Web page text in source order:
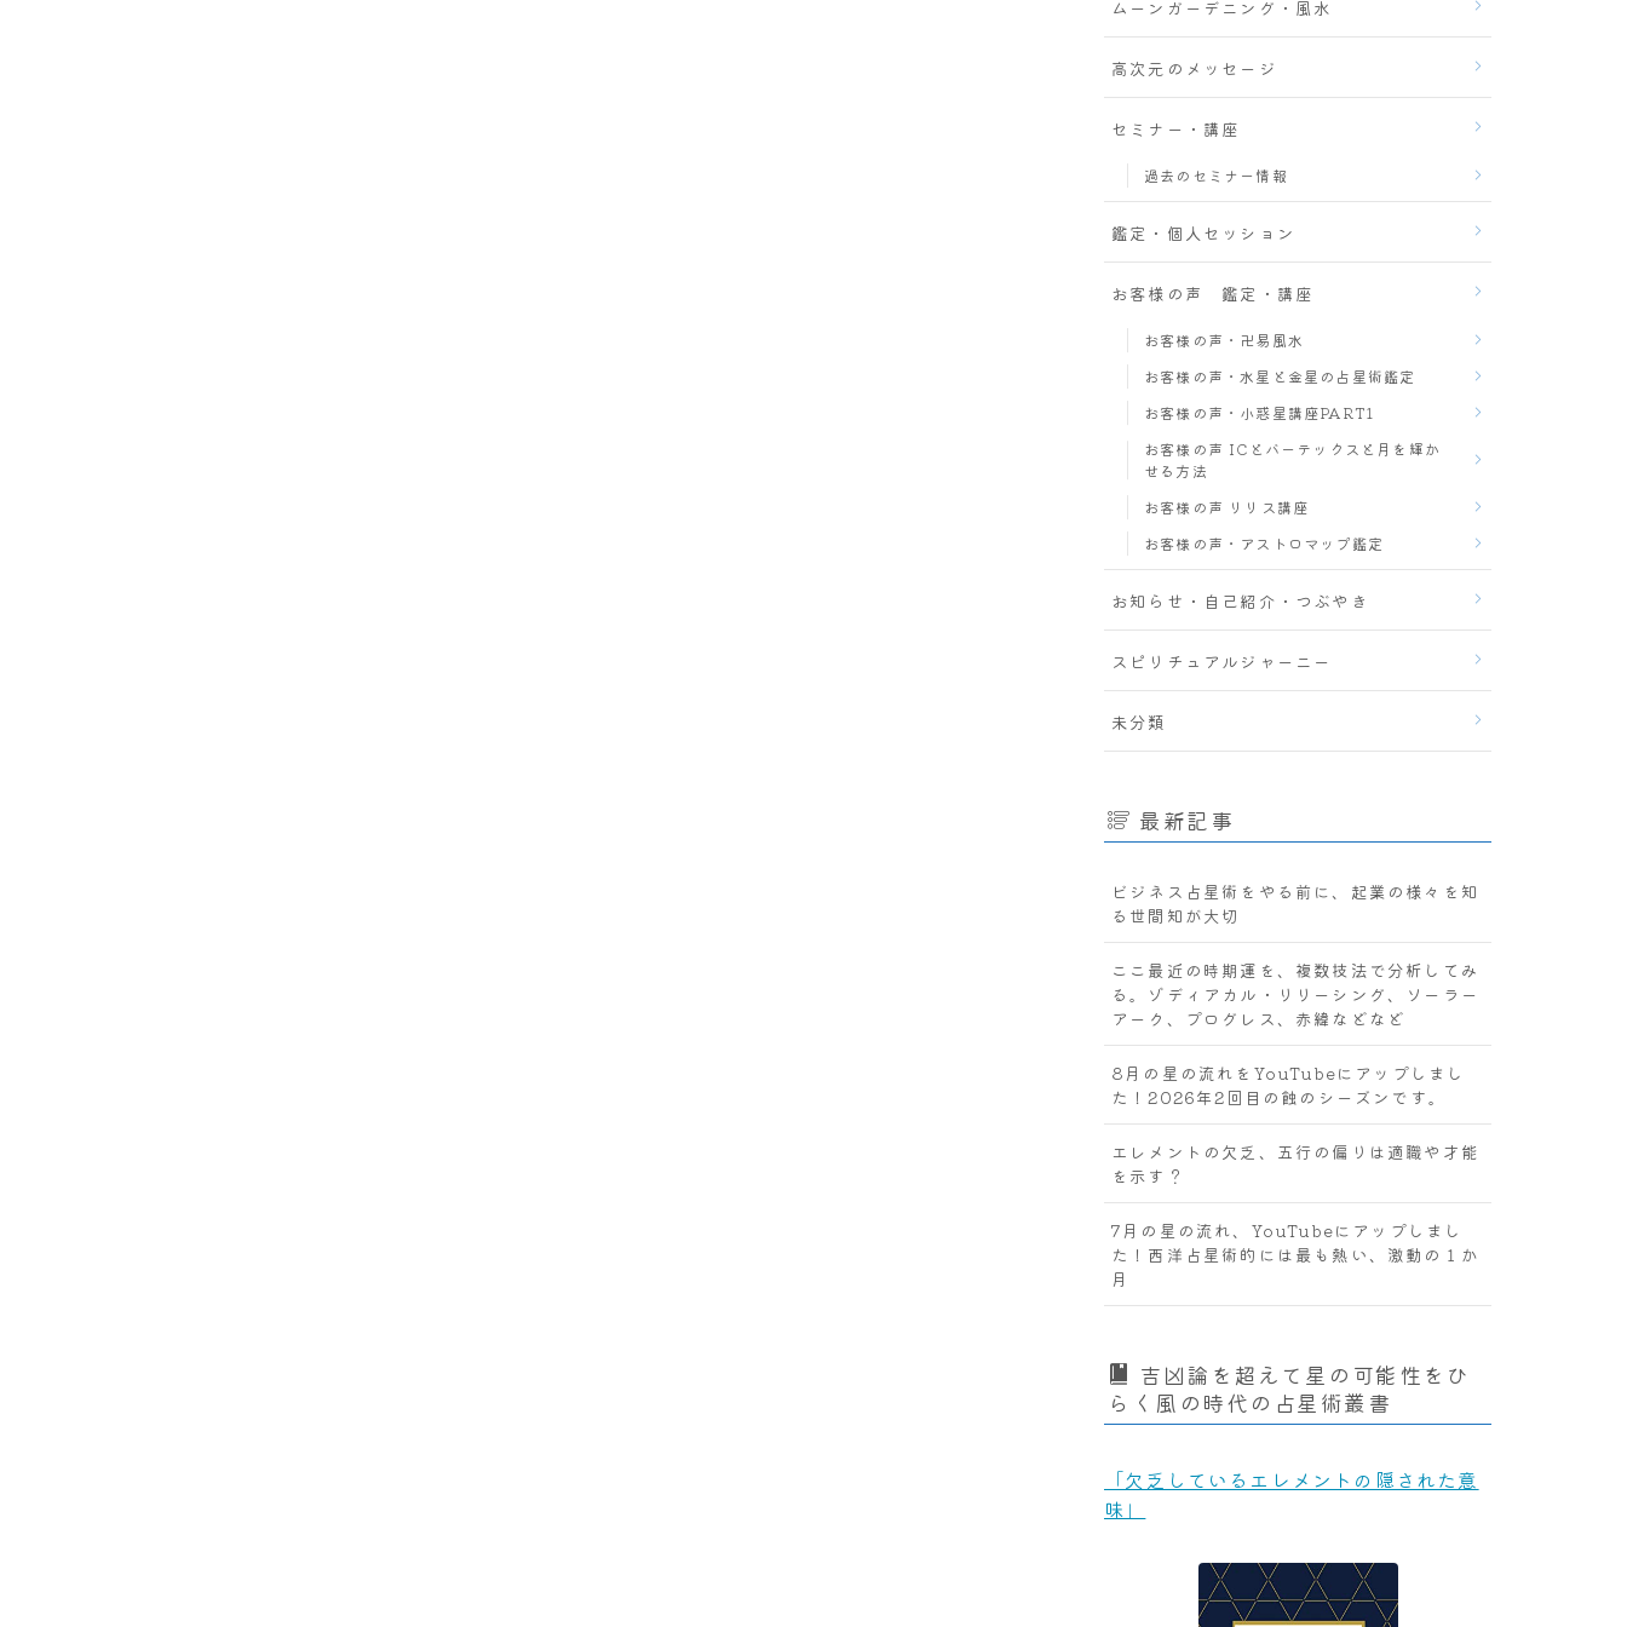
ムーンガーデニング・風水
高次元のメッセージ
セミナー・講座
過去のセミナー情報
鑑定・個人セッション
お客様の声 鑑定・講座
お客様の声・卍易風水
お客様の声・水星と金星の占星術鑑定
お客様の声・小惑星講座PART1
お客様の声 ICとバーテックスと月を輝か
せる方法
お客様の声 リリス講座
お客様の声・アストロマップ鑑定
お知らせ・自己紹介・つぶやき
スピリチュアルジャーニー
未分類
最新記事
ビジネス占星術をやる前に、起業の様々を知
る世間知が大切
ここ最近の時期運を、複数技法で分析してみ
る。ゾディアカル・リリーシング、ソーラー
アーク、プログレス、赤緯などなど
8月の星の流れをYouTubeにアップしまし
た！2026年2回目の蝕のシーズンです。
エレメントの欠乏、五行の偏りは適職や才能
を示す？
7月の星の流れ、YouTubeにアップしまし
た！西洋占星術的には最も熱い、激動の１か
月
吉凶論を超えて星の可能性をひ
らく風の時代の占星術叢書
「欠乏しているエレメントの隠された意
味」